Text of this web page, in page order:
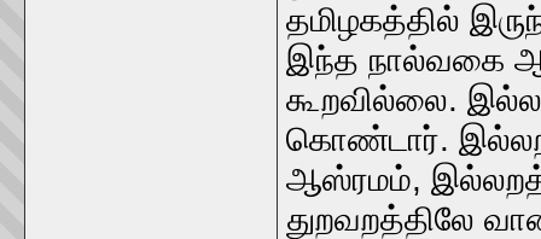
தமிழகத்தில்‌
இந்த நால்வகை
கூறவில்லை.
கொண்டார்‌.
ஆஸ்ரமம்‌,
துறவறத்திலே